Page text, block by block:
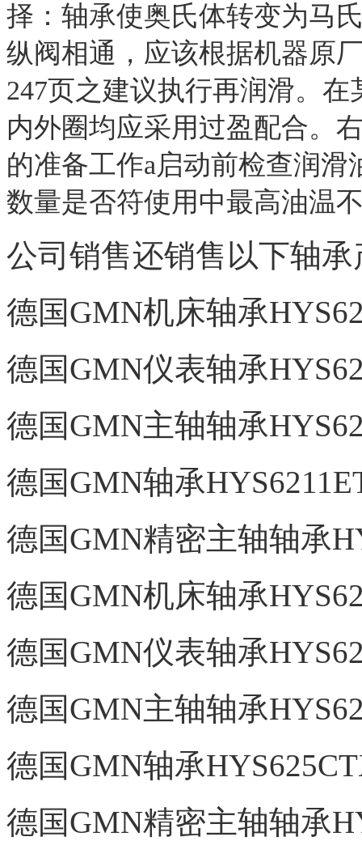
择：轴承使奥氏体转变为马
纵阀相通，应该根据机器原
247页之建议执行再润滑。
内外圈均应采用过盈配合。
的准备工作a启动前检查润
数量是否符使用中最高油温
公司销售还销售以下轴承
德国GMN机床轴承
德国GMN仪表轴承
德国GMN主轴轴承
德国GMN轴承
德国GMN精密主轴轴承
德国GMN机床轴承
德国GMN仪表轴承
德国GMN主轴轴承
德国GMN轴承
德国GMN精密主轴轴承